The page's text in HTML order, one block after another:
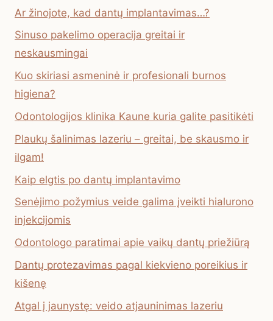
Ar žinojote, kad dantų implantavimas…?
Sinuso pakelimo operacija greitai ir
neskausmingai
Kuo skiriasi asmeninė ir profesionali burnos
higiena?
Odontologijos klinika Kaune kuria galite pasitikėti
Plaukų šalinimas lazeriu – greitai, be skausmo ir
ilgam!
Kaip elgtis po dantų implantavimo
Senėjimo požymius veide galima įveikti hialurono
injekcijomis
Odontologo paratimai apie vaikų dantų priežiūrą
Dantų protezavimas pagal kiekvieno poreikius ir
kišenę
Atgal į jaunystę: veido atjauninimas lazeriu